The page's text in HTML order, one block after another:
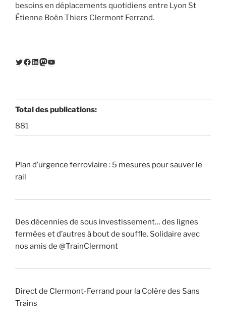
besoins en déplacements quotidiens entre Lyon St
Étienne Boën Thiers Clermont Ferrand.
Twitter
Facebook
LinkedIn
Mastodon
YouTube
Total des publications:
881
Plan d’urgence ferroviaire : 5 mesures pour sauver le
rail
Des décennies de sous investissement… des lignes
fermées et d’autres à bout de souffle. Solidaire avec
nos amis de @TrainClermont
Direct de Clermont-Ferrand pour la Colère des Sans
Trains